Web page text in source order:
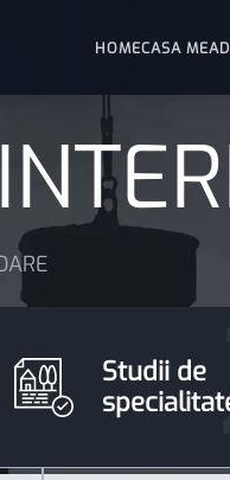
HOMECASA MEA
Studii de